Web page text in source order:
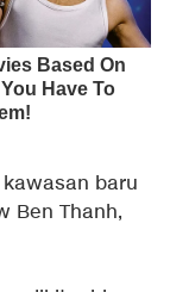
baru
Ben Thanh,